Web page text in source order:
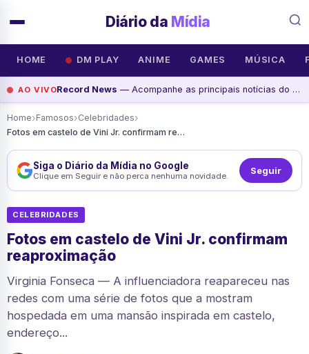
Diário da Mídia
HOME DM PLAY ANIME GAMES MÚSICA
AO VIVORecord News — Acompanhe as principais notícias do dia na Record News, assista agora
Home›Famosos›Celebridades›
Fotos em castelo de Vini Jr. confirmam reaproximação
Siga o Diário da Mídia no Google
Clique em Seguir e não perca nenhuma novidade. Seguir
CELEBRIDADES
Fotos em castelo de Vini Jr. confirmam
reaproximação
Virginia Fonseca — A influenciadora reapareceu nas
redes com uma série de fotos que a mostram
hospedada em uma mansão inspirada em castelo,
endereço...